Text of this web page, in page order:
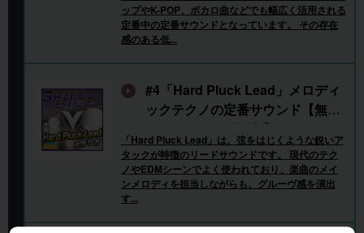
ップやK-POP、ボカロ曲などでも幅広く活用される
定番中の定番サウンドとなっています。 その存在
感のある低...
#4「Hard Pluck Lead」メロディ
ックテクノの定番サウンド【無料
シンセVitalの使い方】
「Hard Pluck Lead」は、弦をはじくような鋭いア
タックが特徴のリードサウンドです。 現代のテク
ノやEDMシーンでよく使われており、楽曲のメイ
ンメロディを担当しながらも、グルーヴ感を演出
す...